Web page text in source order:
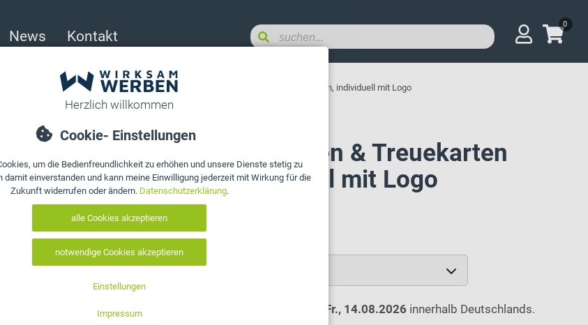
0
News Kontakt
Werbeartikel für Bäcker & Konditoren>Bäcker Bonuskarten & Treuekarten drucken, individuell mit Logo
Bäcker Bonuskarten & Treuekarten
drucken, individuell mit Logo
Art. Nr.: 10248
Lieferung zw. Mi., 12.08.2026 und Fr., 14.08.2026 innerhalb Deutschlands.